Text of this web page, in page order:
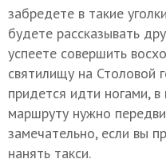
забредете в такие
будете рассказывать
успеете совершить
святилищу на Столовой
придется идти ногами,
маршруту нужно
замечательно, если вы
нанять такси.